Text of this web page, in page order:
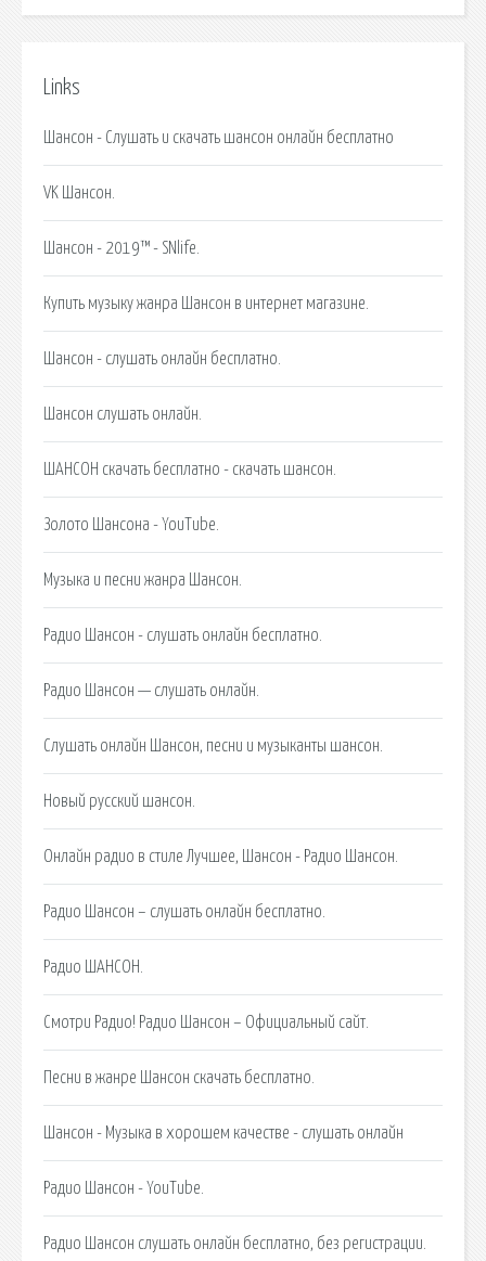
Links
Шансон - Слушать и скачать шансон онлайн бесплатно
VK Шансон.
Шансон - 2019™ - SNlife.
Купить музыку жанра Шансон в интернет магазине.
Шансон - слушать онлайн бесплатно.
Шансон слушать онлайн.
ШАНСОН скачать бесплатно - скачать шансон.
Золото Шансона - YouTube.
Музыка и песни жанра Шансон.
Радио Шансон - слушать онлайн бесплатно.
Радио Шансон — слушать онлайн.
Слушать онлайн Шансон, песни и музыканты шансон.
Новый русский шансон.
Онлайн радио в стиле Лучшее, Шансон - Радио Шансон.
Радио Шансон – слушать онлайн бесплатно.
Радио ШАНСОН.
Смотри Радио! Радио Шансон – Официальный сайт.
Песни в жанре Шансон скачать бесплатно.
Шансон - Музыка в хорошем качестве - слушать онлайн
Радио Шансон - YouTube.
Радио Шансон слушать онлайн бесплатно, без регистрации.